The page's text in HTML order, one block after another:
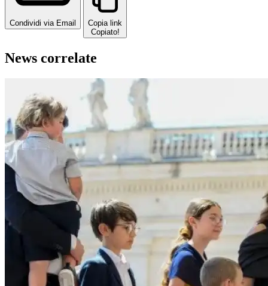
Condividi via Email
Copia link
Copiato!
News correlate